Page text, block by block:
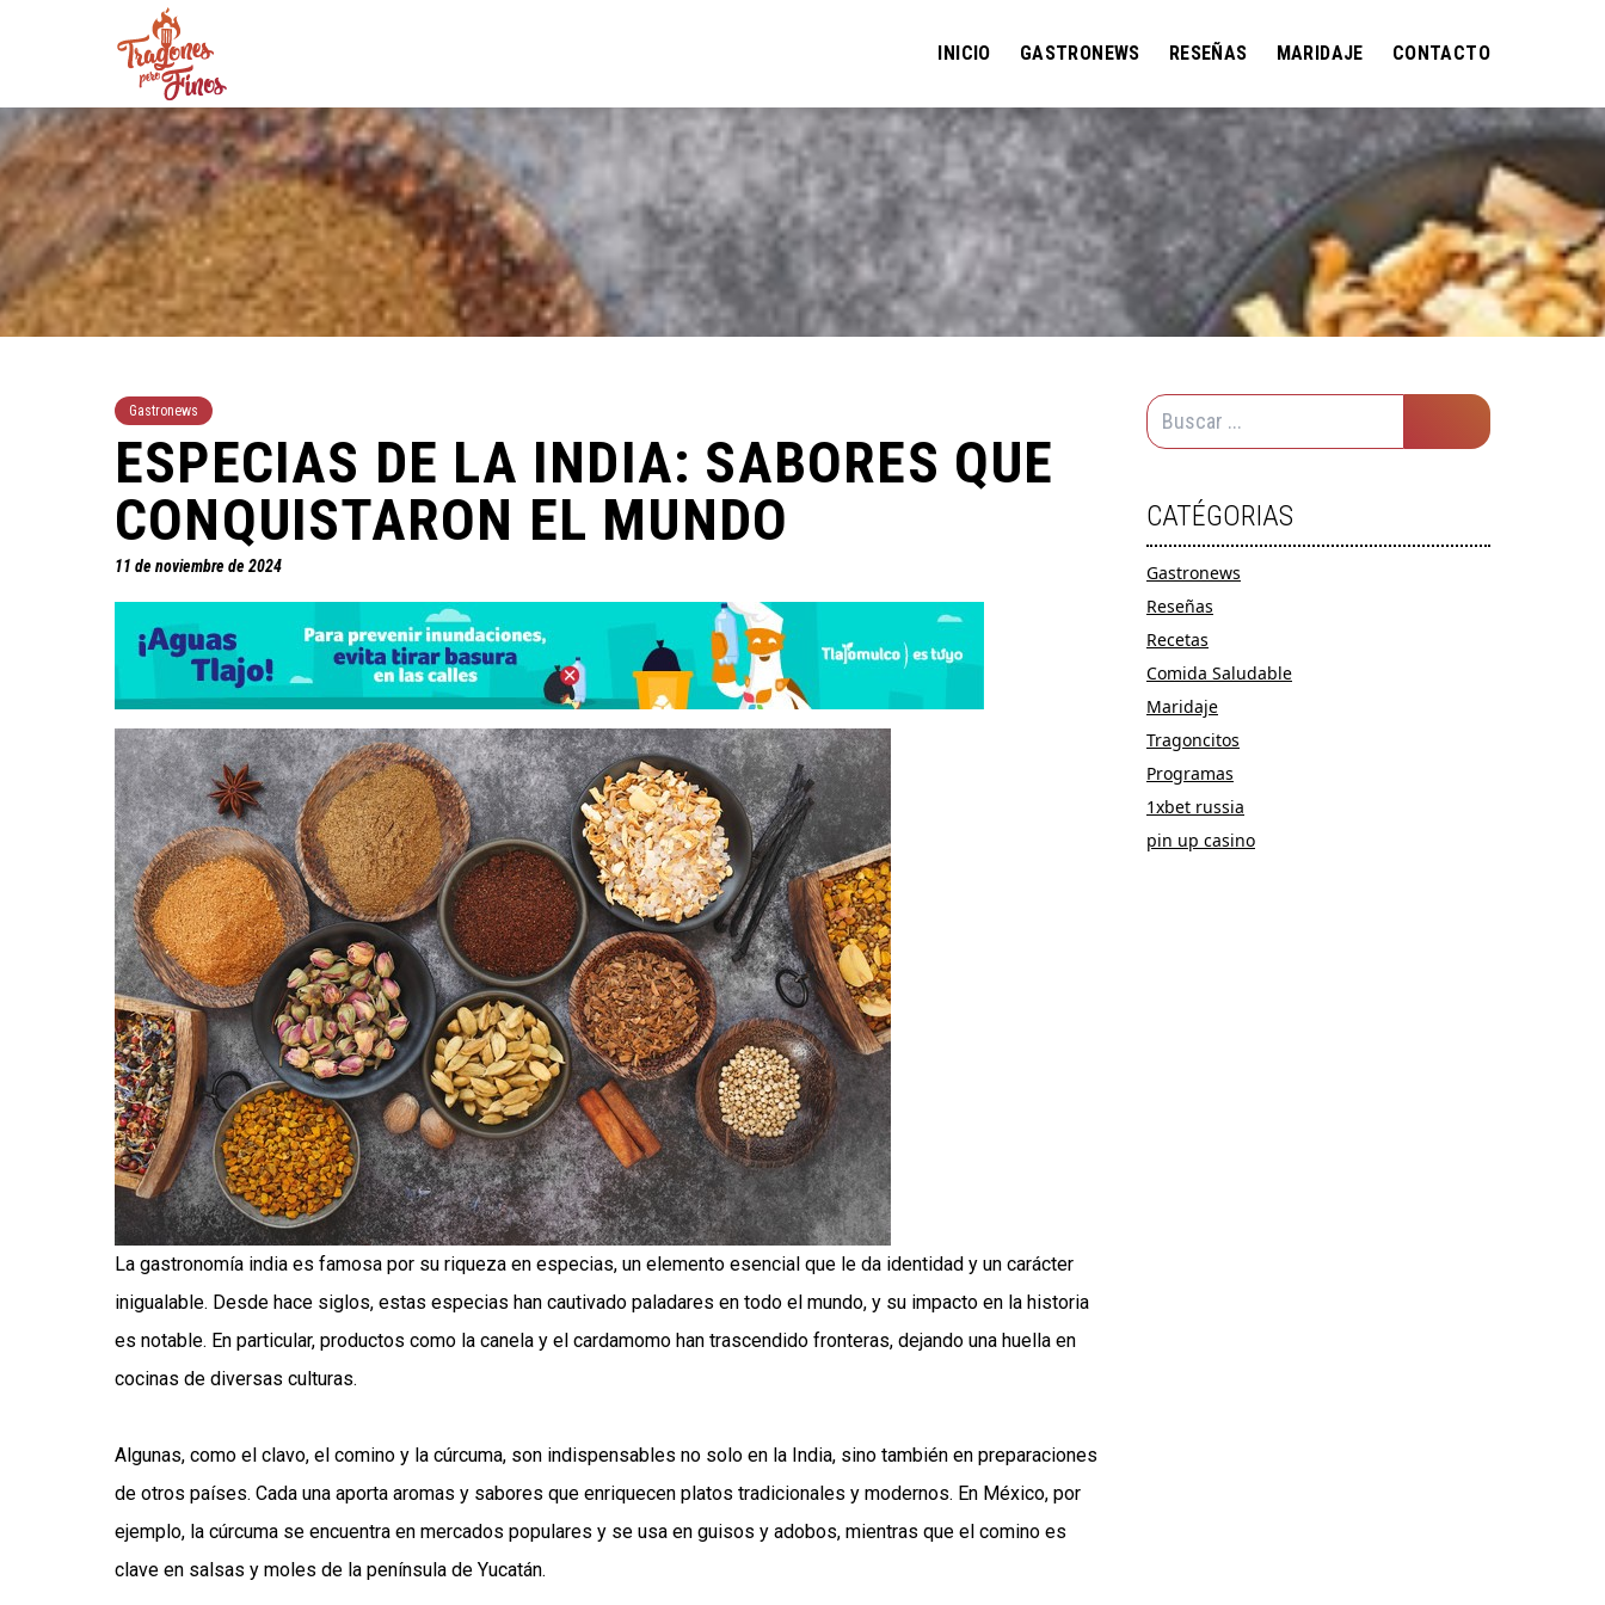
INICIO GASTRONEWS RESEÑAS MARIDAJE CONTACTO
Gastronews
ESPECIAS DE LA INDIA: SABORES QUE
CONQUISTARON EL MUNDO
11 de noviembre de 2024
La gastronomía india es famosa por su riqueza en especias, un elemento esencial que le da identidad y un carácter
inigualable. Desde hace siglos, estas especias han cautivado paladares en todo el mundo, y su impacto en la historia
es notable. En particular, productos como la canela y el cardamomo han trascendido fronteras, dejando una huella en
cocinas de diversas culturas.
Algunas, como el clavo, el comino y la cúrcuma, son indispensables no solo en la India, sino también en preparaciones
de otros países. Cada una aporta aromas y sabores que enriquecen platos tradicionales y modernos. En México, por
ejemplo, la cúrcuma se encuentra en mercados populares y se usa en guisos y adobos, mientras que el comino es
clave en salsas y moles de la península de Yucatán.
CATÉGORIAS
Gastronews
Reseñas
Recetas
Comida Saludable
Maridaje
Tragoncitos
Programas
1xbet russia
pin up casino